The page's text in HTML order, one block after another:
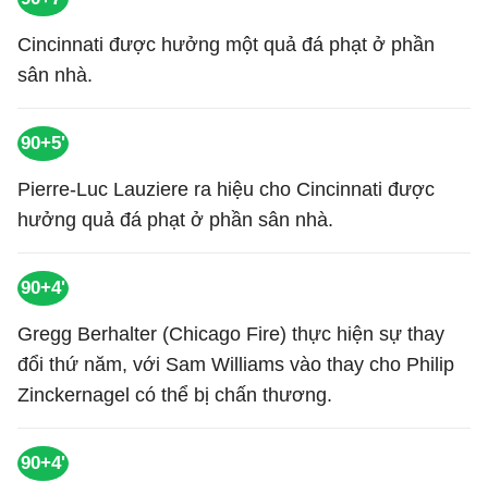
Cincinnati được hưởng một quả đá phạt ở phần
sân nhà.
90+5'
Pierre-Luc Lauziere ra hiệu cho Cincinnati được
hưởng quả đá phạt ở phần sân nhà.
90+4'
Gregg Berhalter (Chicago Fire) thực hiện sự thay
đổi thứ năm, với Sam Williams vào thay cho Philip
Zinckernagel có thể bị chấn thương.
90+4'